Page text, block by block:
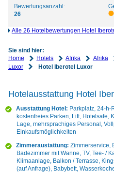
Bewertungsanzahl:
26
Alle 26 Hotelbewertungen Hotel
Sie sind hier:
Home
Hotels Afrika Afrika
Luxor
Hotel Iberotel Luxor
Hotelausstattung Hotel
Ausstattung Hotel: Parkplatz, 24-h-
kostenfreies Parken, Lift, Hotelsafe,
Lage, mehrsprachiges Personal,
Einkaufsmöglichkeiten
Zimmeraustattung: Zimmerservice,
Badezimmer mit Wanne, TV, Tee- /
Klimaanlage, Balkon / Terrasse,
(auf Anfrage), Babybett,